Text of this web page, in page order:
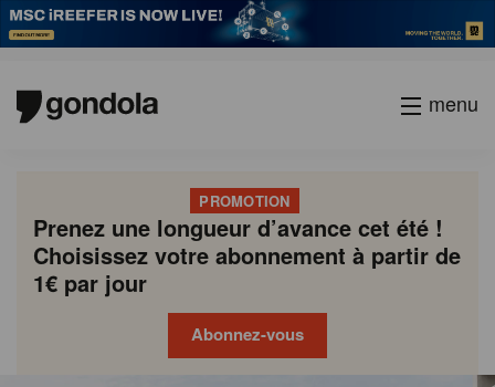
menu
PROMOTION
Prenez une longueur d’avance cet été !
Choisissez votre abonnement à partir de
1€ par jour
Abonnez-vous